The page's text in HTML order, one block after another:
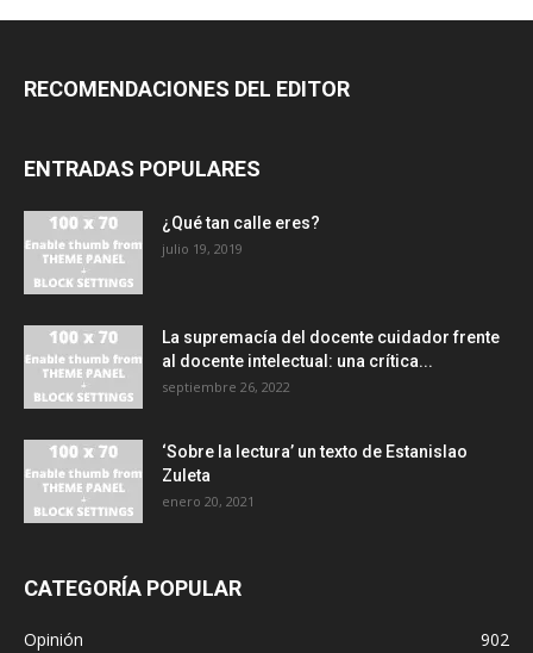
RECOMENDACIONES DEL EDITOR
ENTRADAS POPULARES
¿Qué tan calle eres?
julio 19, 2019
La supremacía del docente cuidador frente
al docente intelectual: una crítica...
septiembre 26, 2022
‘Sobre la lectura’ un texto de Estanislao
Zuleta
enero 20, 2021
CATEGORÍA POPULAR
Opinión
902